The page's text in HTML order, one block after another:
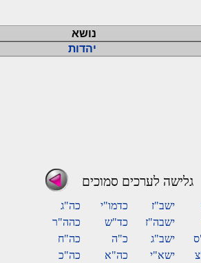
נושא
יהדות
גלישה לערכים סמוכים
ישב"ז כדמו"י
כה"ג
ישבה"ז כד"ש
כהה"ר
ישב"ג כ"ה
כה"ח
ישא"י כה"א
כה"כ